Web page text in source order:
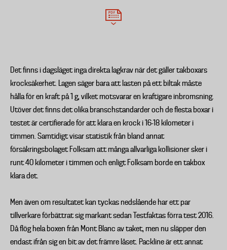
Det finns i dagsläget inga direkta lagkrav när det gäller takboxars
krocksäkerhet. Lagen säger bara att lasten på ett biltak måste
hålla för en kraft på 1 g, vilket motsvarar en kraftigare inbromsning.
Utöver det finns det olika branschstandarder och de flesta boxar i
testet är certifierade för att klara en krock i 16-18 kilometer i
timmen. Samtidigt visar statistik från bland annat
försäkringsbolaget Folksam att många allvarliga kollisioner sker i
runt 40 kilometer i timmen och enligt Folksam borde en takbox
klara det.
Men även om resultatet kan tyckas nedslående har ett par
tillverkare förbättrat sig markant sedan Testfaktas förra test 2016.
Då flög hela boxen från Mont Blanc av taket, men nu släpper den
endast ifrån sig en bit av det främre låset. Packline är ett annat